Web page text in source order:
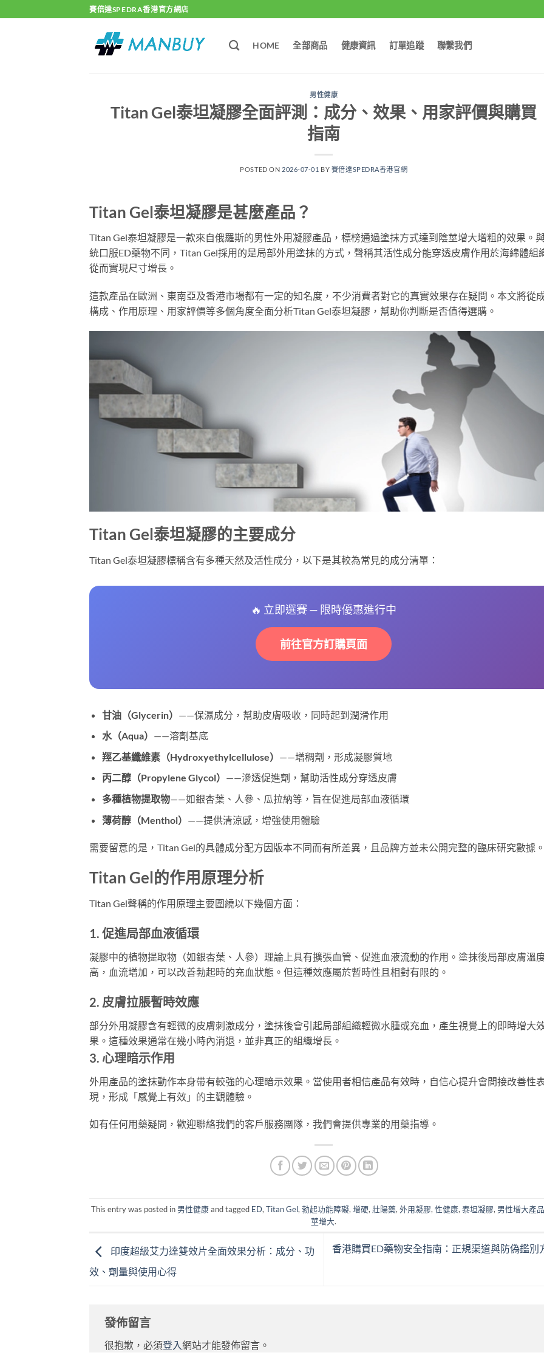
to
賽倍達SPEDRA香港官方網店
HOME 全部商品 健康資訊 訂單追蹤 聯繫我們
男性健康
Titan Gel泰坦凝膠全面評測：成分、效果、用家評價與購買
指南
POSTED ON 2026-07-01 BY 賽倍達SPEDRA香港官網
Titan Gel泰坦凝膠是甚麼產品？
Titan Gel泰坦凝膠是一款來自俄羅斯的男性外用凝膠產品，標榜通過塗抹方式達到陰莖增大增粗的效果。
統口服ED藥物不同，Titan Gel採用的是局部外用塗抹的方式，聲稱其活性成分能穿透皮膚作用於海綿體組
從而實現尺寸增長。
這款產品在歐洲、東南亞及香港市場都有一定的知名度，不少消費者對它的真實效果存在疑問。本文將從
構成、作用原理、用家評價等多個角度全面分析Titan Gel泰坦凝膠，幫助你判斷是否值得選購。
Titan Gel泰坦凝膠的主要成分
Titan Gel泰坦凝膠標稱含有多種天然及活性成分，以下是其較為常見的成分清單：
🔥 立即選賽 — 限時優惠進行中
前往官方訂購頁面
甘油（Glycerin） ——保濕成分，幫助皮膚吸收，同時起到潤滑作用
水（Aqua） ——溶劑基底
羥乙基纖維素（Hydroxyethylcellulose） ——增稠劑，形成凝膠質地
丙二醇（Propylene Glycol） ——滲透促進劑，幫助活性成分穿透皮膚
多種植物提取物——如銀杏葉、人參、瓜拉納等，旨在促進局部血液循環
薄荷醇（Menthol） ——提供清涼感，增強使用體驗
需要留意的是，Titan Gel的具體成分配方因版本不同而有所差異，且品牌方並未公開完整的臨床研究數據。
Titan Gel的作用原理分析
Titan Gel聲稱的作用原理主要圍繞以下幾個方面：
1. 促進局部血液循環
凝膠中的植物提取物（如銀杏葉、人參）理論上具有擴張血管、促進血液流動的作用。塗抹後局部皮膚溫
高，血流增加，可以改善勃起時的充血狀態。但這種效應屬於暫時性且相對有限的。
2. 皮膚拉脹暫時效應
部分外用凝膠含有輕微的皮膚刺激成分，塗抹後會引起局部組織輕微水腫或充血，產生視覺上的即時增大
果。這種效果通常在幾小時內消退，並非真正的組織增長。
3. 心理暗示作用
外用產品的塗抹動作本身帶有較強的心理暗示效果。當使用者相信產品有效時，自信心提升會間接改善性
現，形成「感覺上有效」的主觀體驗。
如有任何用藥疑問，歡迎聯絡我們的客戶服務團隊，我們會提供專業的用藥指導。
This entry was posted in 男性健康and tagged ED,Titan Gel,勃起功能障礙,增硬,壯陽藥,外用凝膠,性健康,泰坦凝膠, 男性增大產
莖增大.
印度超級艾力達雙效片全面效果分析：成分、功
效、劑量與使用心得
香港購買ED藥物安全指南：正規渠道與防偽鑑別
發佈留言
很抱歉，必須登入網站才能發佈留言。